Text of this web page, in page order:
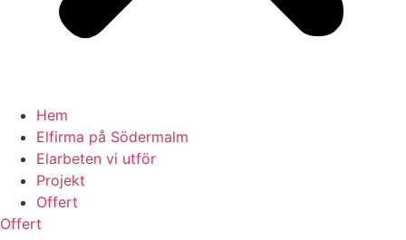
Hem
Elfirma på Södermalm
Elarbeten vi utför
Projekt
Offert
Offert